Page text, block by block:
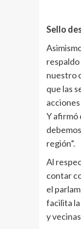
Sello
respaldo
nuestro
que las
Y afirmó
región”.
Al
contar
el
facilita
y